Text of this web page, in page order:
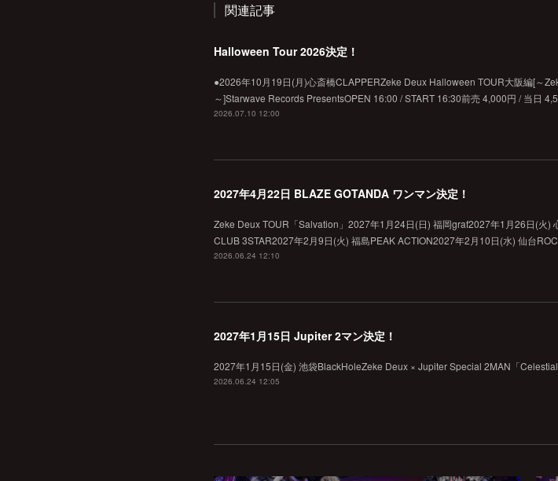
関連記事
Halloween Tour 2026決定！
●2026年10月19日(月)心斎橋CLAPPERZeke Deux Halloween TOUR大阪編[～
～]Starwave Records PresentsOPEN 16:00 / START 16:30前売 4,000円 / 当日
2026.07.10 12:00
2027年4月22日 BLAZE GOTANDA ワンマン決定！
Zeke Deux TOUR「Salvation」2027年1月24日(日) 福岡graf2027年1月26日(火)
CLUB 3STAR2027年2月9日(火) 福島PEAK ACTION2027年2月10日(水) 仙台
2026.06.24 12:10
2027年1月15日 Jupiter 2マン決定！
2027年1月15日(金) 池袋BlackHoleZeke Deux × Jupiter Special 2MAN「
2026.06.24 12:05